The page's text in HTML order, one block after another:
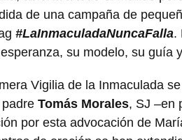
de una campaña de
#LaInmaculadaNuncaFalla.
su modelo, su guía
Vigilia de la Inmaculada
Tomás Morales, SJ –en
por esta advocación de